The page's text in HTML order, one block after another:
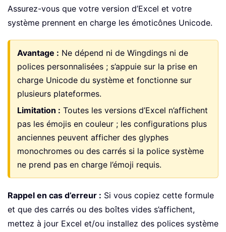
Assurez-vous que votre version d’Excel et votre
système prennent en charge les émoticônes Unicode.
Avantage : Ne dépend ni de Wingdings ni de
polices personnalisées ; s’appuie sur la prise en
charge Unicode du système et fonctionne sur
plusieurs plateformes.
Limitation : Toutes les versions d’Excel n’affichent
pas les émojis en couleur ; les configurations plus
anciennes peuvent afficher des glyphes
monochromes ou des carrés si la police système
ne prend pas en charge l’émoji requis.
Rappel en cas d’erreur : Si vous copiez cette formule
et que des carrés ou des boîtes vides s’affichent,
mettez à jour Excel et/ou installez des polices système